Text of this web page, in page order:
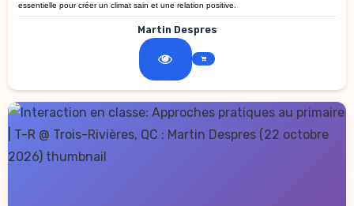
essentielle pour créer un climat sain et une relation positive.
Martin Despres